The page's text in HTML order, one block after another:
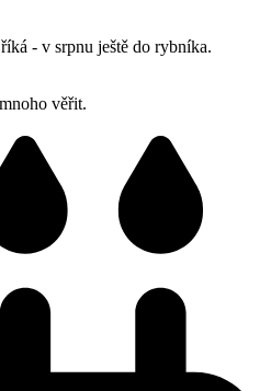
- v srpnu ještě do rybníka.
věřit.